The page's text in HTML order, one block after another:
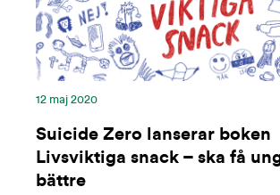
12 maj 2020
Suicide Zero lanserar boken
Livsviktiga snack – ska få
bättre